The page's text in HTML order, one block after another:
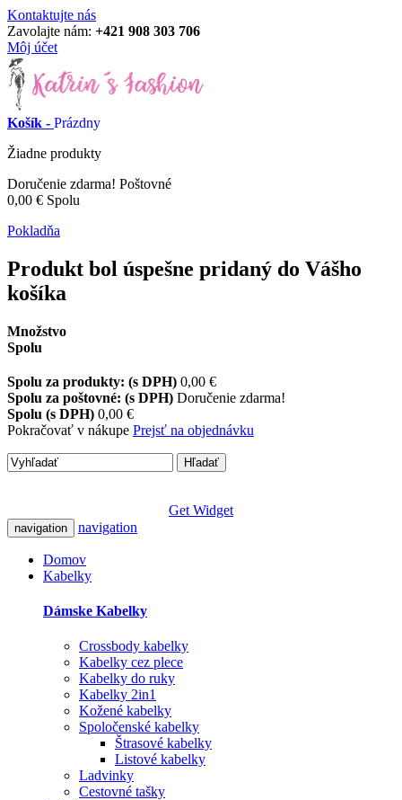
Kontaktujte nás
Zavolajte nám: +421 908 303 706
Môj účet
Košík - Prázdny
Žiadne produkty
Doručenie zdarma! Poštovné
0,00 € Spolu
Pokladňa
Produkt bol úspešne pridaný do Vášho
košíka
Množstvo
Spolu
Spolu za produkty: (s DPH) 0,00 €
Spolu za poštovné: (s DPH) Doručenie zdarma!
Spolu (s DPH) 0,00 €
Pokračovať v nákupe Prejsť na objednávku
Hľadať
Get Widget
navigation navigation
Domov
Kabelky
Dámske Kabelky
Crossbody kabelky
Kabelky cez plece
Kabelky do ruky
Kabelky 2in1
Kožené kabelky
Spoločenské kabelky
Štrasové kabelky
Listové kabelky
Ladvinky
Cestovné tašky